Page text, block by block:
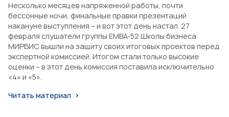
Несколько месяцев напряженной работы, почти
бессонные ночи, финальные правки презентаций
накануне выступления – и вот этот день настал. 27
февраля слушатели группы EMBA-52 Школы бизнеса
МИРБИС вышли на защиту своих итоговых проектов перед
экспертной комиссией. Итогом стали только высокие
оценки – в этот день комиссия поставила исключительно
«4» и «5».
Читать материал